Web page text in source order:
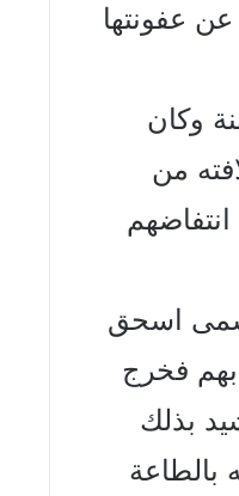
عفونتها
وكان
من
اسحق
فخرج
بذلك